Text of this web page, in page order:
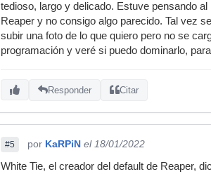
tedioso, largo y delicado. Estuve pensando
Reaper y no consigo algo parecido. Tal vez
subir una foto de lo que quiero pero no se
programación y veré si puedo dominarlo,
Responder Citar
#5 por KaRPiN el 18/01/2022
White Tie, el creador del default de Reaper,